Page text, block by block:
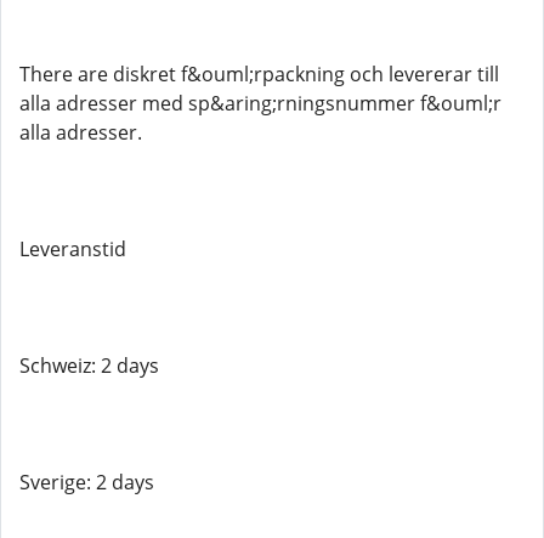
There are diskret f&ouml;rpackning och levererar till
alla adresser med sp&aring;rningsnummer f&ouml;r
alla adresser.
Leveranstid
Schweiz: 2 days
Sverige: 2 days